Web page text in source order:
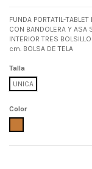
FUNDA PORTATIL-
CON BANDOLERA Y ASA
INTERIOR TRES
cm. BOLSA DE TELA
Talla
UNICA
Color